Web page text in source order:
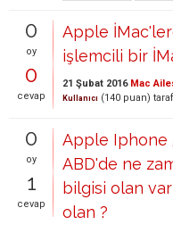
0
oy
0
cevap
Apple
işlemcili bir
21 Şubat 2016 Mac
Kullanıcı (140 puan)
0
oy
1
cevap
Apple Iphone
ABD'de ne
bilgisi olan
olan ?